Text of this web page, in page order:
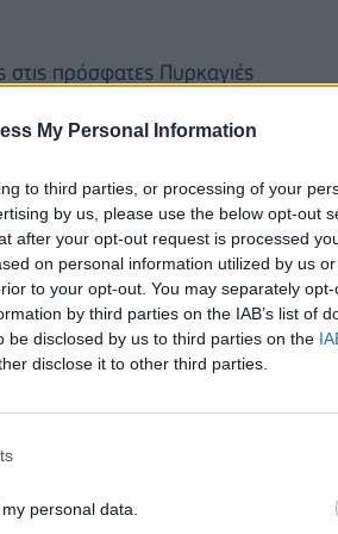
My Personal Information
to third parties, or processing of your
by us, please use the below opt-out
after your opt-out request is processed
on personal information utilized by us
to your opt-out. You may separately
by third parties on the IAB’s list of
be disclosed by us to third parties on the
disclose it to other third parties.
personal data.
στις πρόσφατες Πυρκαγιές
επισημαίνει τα εξής:
αυτές τις μέρες μάχη
μας είναι να προχωρήσει
από την Πολιτεία
ζωής.
τις ημέρες ως Περιφέρεια,